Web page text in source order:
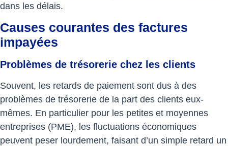
dans les délais.
Causes courantes des factures
impayées
Problèmes de trésorerie chez les clients
Souvent, les retards de paiement sont dus à des
problèmes de trésorerie de la part des clients eux-
mêmes. En particulier pour les petites et moyennes
entreprises (PME), les fluctuations économiques
peuvent peser lourdement, faisant d’un simple retard un